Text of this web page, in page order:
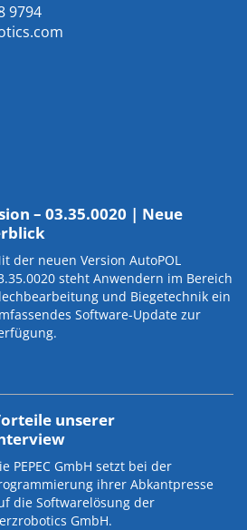
9794
– 03.35.0020 | Neue
der neuen Version AutoPOL
steht Anwendern im Bereich
und Biegetechnik ein
Software-Update zur
unserer
PEPEC GmbH setzt bei der
ihrer Abkantpresse
die Softwarelösung der
GmbH.